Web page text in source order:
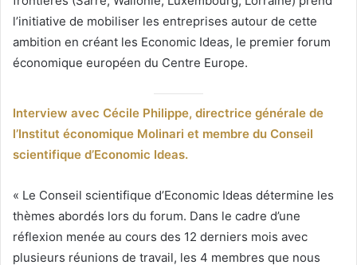
l’initiative de mobiliser les entreprises autour de cette
ambition en créant les Economic Ideas, le premier forum
économique européen du Centre Europe.
Interview avec Cécile Philippe, directrice générale de
l’Institut économique Molinari et membre du Conseil
scientifique d’Economic Ideas.
« Le Conseil scientifique d’Economic Ideas détermine les
thèmes abordés lors du forum. Dans le cadre d’une
réflexion menée au cours des 12 derniers mois avec
plusieurs réunions de travail, les 4 membres que nous